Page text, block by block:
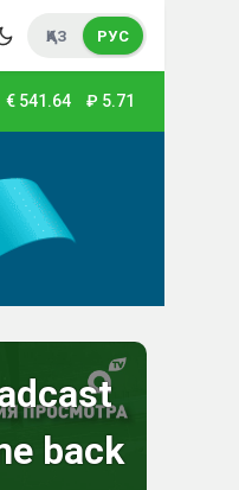
ҚАЗ РУС
€ 541.64 ₽ 5.71